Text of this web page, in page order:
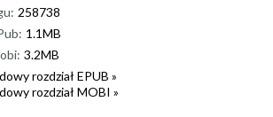
258738
1.1MB
3.2MB
rozdział EPUB »
rozdział MOBI »